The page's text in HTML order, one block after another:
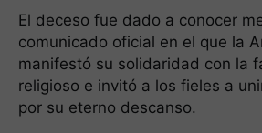
El deceso fue dado a conocer
comunicado oficial en el que la
manifestó su solidaridad con la
religioso e invitó a los fieles a
por su eterno descanso.